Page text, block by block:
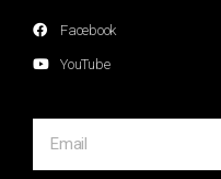
Facebook
YouTube